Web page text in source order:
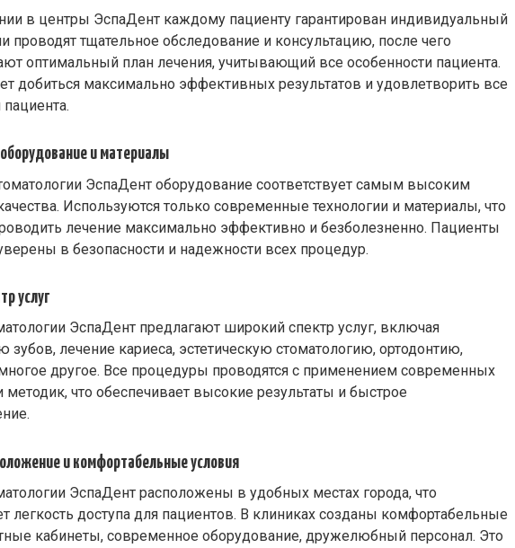
в центры ЭспаДент каждому пациенту гарантирован индивидуальный
проводят тщательное обследование и консультацию, после чего
оптимальный план лечения, учитывающий все особенности пациента.
добиться максимально эффективных результатов и удовлетворить все
пациента.
и материалы
ЭспаДент оборудование соответствует самым высоким
Используются только современные технологии и материалы, что
лечение максимально эффективно и безболезненно. Пациенты
в безопасности и надежности всех процедур.
услуг
ЭспаДент предлагают широкий спектр услуг, включая
зубов, лечение кариеса, эстетическую стоматологию, ортодонтию,
другое. Все процедуры проводятся с применением современных
методик, что обеспечивает высокие результаты и быстрое
и комфортабельные условия
ЭспаДент расположены в удобных местах города, что
легкость доступа для пациентов. В клиниках созданы комфортабельные
кабинеты, современное оборудование, дружелюбный персонал. Это